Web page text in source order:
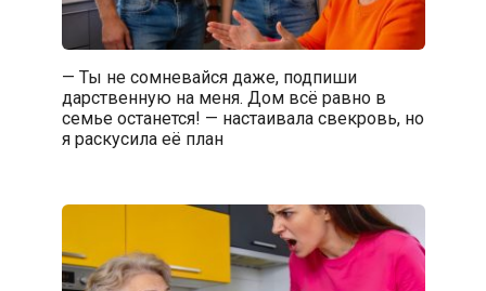
— Ты не сомневайся даже, подпиши
дарственную на меня. Дом всё равно в
семье останется! — настаивала свекровь, но
я раскусила её план